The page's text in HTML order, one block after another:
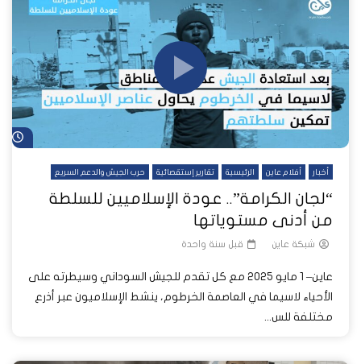
أخبار أفلام عاين الرئيسية تقارير إستقصائية حرب الجيش والدعم السريع
“لجان الكرامة”.. عودة الإسلاميين للسلطة
من أدنى مستوياتها
شبكة عاين قبل سنة واحدة
عاين– 1 مايو 2025 مع كل تقدم للجيش السوداني وسيطرته على
الأحياء لاسيما في العاصمة الخرطوم، ينشط الإسلاميون عبر أذرع
مختلفة للس...